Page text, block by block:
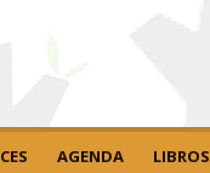
AGENDA LIBROS